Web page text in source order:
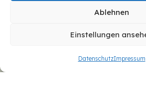
Ablehnen
Einstellungen
DatenschutzImpressum